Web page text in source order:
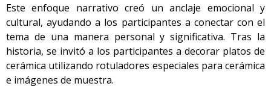
Este enfoque narrativo creó un anclaje emocional y
cultural, ayudando a los participantes a conectar con el
tema de una manera personal y significativa. Tras la
historia, se invitó a los participantes a decorar platos de
cerámica utilizando rotuladores especiales para cerámica
e imágenes de muestra.